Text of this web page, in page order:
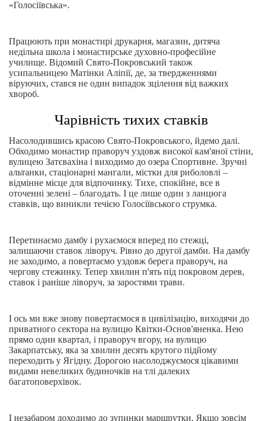
«Голосіївська».
Працюють при монастирі друкарня, магазин, дитяча
недільна школа і монастирське духовно-професійне
училище. Відомий Свято-Покровський також
усипальницею Матінки Аліпії, де, за твердженнями
віруючих, стався не один випадок зцілення від важких
хвороб.
Чарівність тихих ставків
Насолодившись красою Свято-Покровського, йдемо далі.
Обходимо монастир праворуч уздовж високої кам'яної стіни,
вулицею Затєвахіна і виходимо до озера Спортивне. Зручні
альтанки, стаціонарні мангали, містки для риболовлі –
відмінне місце для відпочинку. Тихе, спокійне, все в
оточенні зелені – благодать. І це лише один з ланцюга
ставків, що виникли течією Голосіївського струмка.
Перетинаємо дамбу і рухаємося вперед по стежці,
залишаючи ставок ліворуч. Рівно до другої дамби. На дамбу
не заходимо, а повертаємо уздовж берега праворуч, на
чергову стежинку. Тепер хвилин п'ять під покровом дерев,
ставок і раніше ліворуч, за заростями трави.
І ось ми вже знову повертаємося в цивілізацію, виходячи до
приватного сектора на вулицю Квітки-Основ'яненка. Нею
прямо один квартал, і праворуч вгору, на вулицю
Закарпатську, яка за хвилин десять крутого підйому
переходить у Ягідну. Дорогою насолоджуємося цікавими
видами невеликих будиночків на тлі далеких
багатоповерхівок.
І незабаром доходимо до зупинки маршрутки. Якщо зовсім